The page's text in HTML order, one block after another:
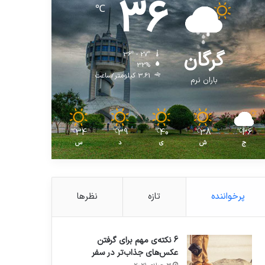
گرگان
باران نرم
36
℃
36º - 27º
32%
3.61 کیلومتر/ساعت
36
℃
ج
38
℃
ش
40
℃
ی
39
℃
د
34
℃
س
پرخواننده تازه نظرها
6 نکته‌ی مهم برای گرفتن
عکس‌های جذاب‌تر در سفر